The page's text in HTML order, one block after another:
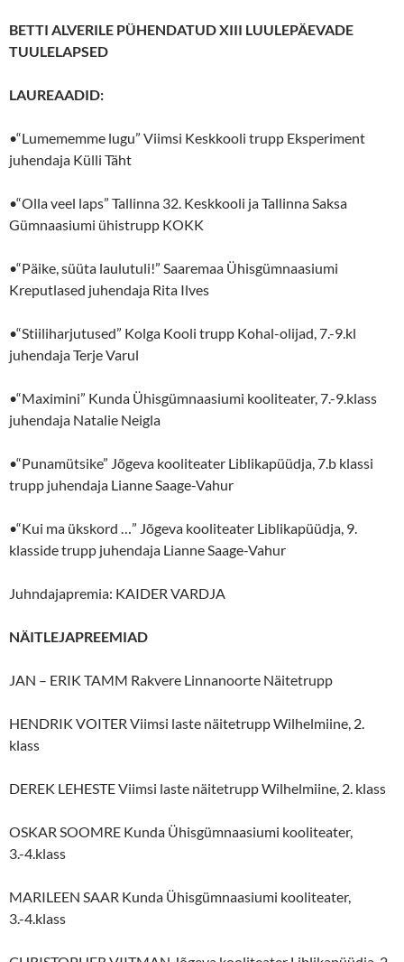
BETTI ALVERILE PÜHENDATUD XIII LUULEPÄEVADE
TUULELAPSED
LAUREAADID:
•“Lumememme lugu” Viimsi Keskkooli trupp Eksperiment
juhendaja Külli Täht
•“Olla veel laps” Tallinna 32. Keskkooli ja Tallinna Saksa
Gümnaasiumi ühistrupp KOKK
•“Päike, süüta laulutuli!” Saaremaa Ühisgümnaasiumi
Kreputlased juhendaja Rita Ilves
•“Stiiliharjutused” Kolga Kooli trupp Kohal-olijad, 7.-9.kl
juhendaja Terje Varul
•“Maximini” Kunda Ühisgümnaasiumi kooliteater, 7.-9.klass
juhendaja Natalie Neigla
•“Punamütsike” Jõgeva kooliteater Liblikapüüdja, 7.b klassi
trupp juhendaja Lianne Saage-Vahur
•“Kui ma ükskord …” Jõgeva kooliteater Liblikapüüdja, 9.
klasside trupp juhendaja Lianne Saage-Vahur
Juhndajapremia: KAIDER VARDJA
NÄITLEJAPREEMIAD
JAN – ERIK TAMM Rakvere Linnanoorte Näitetrupp
HENDRIK VOITER Viimsi laste näitetrupp Wilhelmiine, 2.
klass
DEREK LEHESTE Viimsi laste näitetrupp Wilhelmiine, 2. klass
OSKAR SOOMRE Kunda Ühisgümnaasiumi kooliteater,
3.-4.klass
MARILEEN SAAR Kunda Ühisgümnaasiumi kooliteater,
3.-4.klass